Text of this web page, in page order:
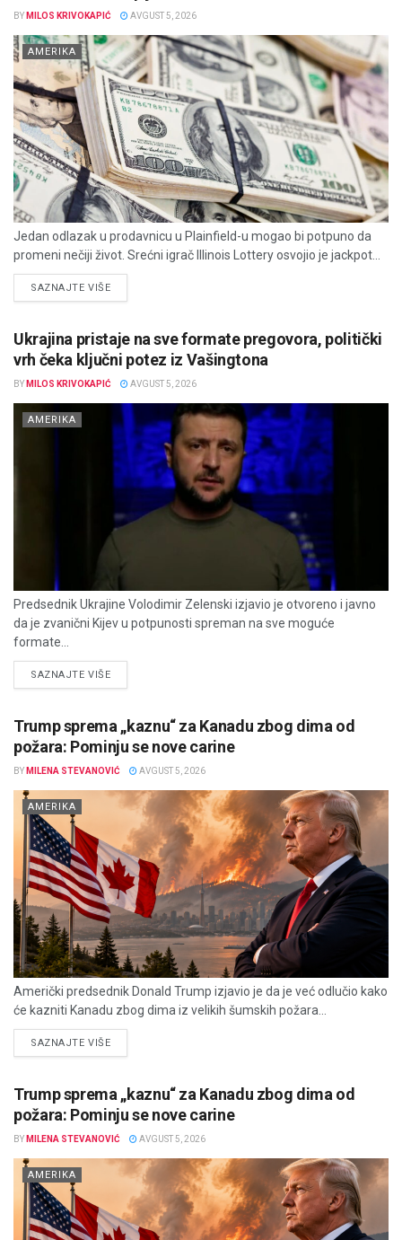
BY MILOS KRIVOKAPIĆ AVGUST 5, 2026
AMERIKA
Jedan odlazak u prodavnicu u Plainfield-u mogao bi potpuno da
promeni nečiji život. Srećni igrač Illinois Lottery osvojio je jackpot...
SAZNAJTE VIŠEDETAILS
Ukrajina pristaje na sve formate pregovora, politički
vrh čeka ključni potez iz Vašingtona
BY MILOS KRIVOKAPIĆ AVGUST 5, 2026
AMERIKA
Predsednik Ukrajine Volodimir Zelenski izjavio je otvoreno i javno
da je zvanični Kijev u potpunosti spreman na sve moguće
formate...
SAZNAJTE VIŠEDETAILS
Trump sprema „kaznu“ za Kanadu zbog dima od
požara: Pominju se nove carine
BY MILENA STEVANOVIĆ AVGUST 5, 2026
AMERIKA
Američki predsednik Donald Trump izjavio je da je već odlučio kako
će kazniti Kanadu zbog dima iz velikih šumskih požara...
SAZNAJTE VIŠEDETAILS
Trump sprema „kaznu“ za Kanadu zbog dima od
požara: Pominju se nove carine
BY MILENA STEVANOVIĆ AVGUST 5, 2026
AMERIKA